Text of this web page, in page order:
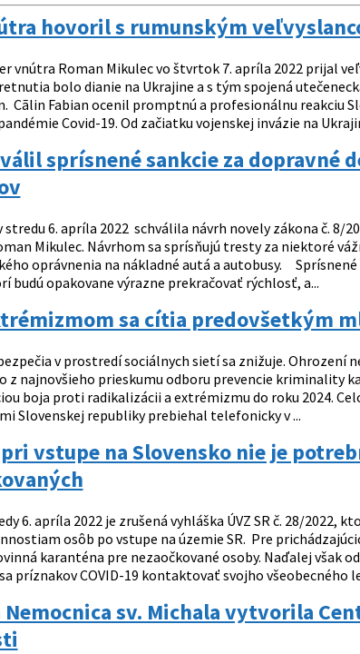
hovoril s rumunským
vnútra Roman Mikulec vo štvrtok 7. apríla 2022 prijal
bolo dianie na Ukrajine a s tým spojená
Cãlin Fabian ocenil promptnú a profesionálnu reakciu
Covid-19. Od začiatku vojenskej invázie na
sprísnené sankcie za dopravné
stredu 6. apríla 2022 schválila návrh novely zákona č. 8/
Mikulec. Návrhom sa sprísňujú tresty za niektoré
oprávnenia na nákladné autá a autobusy.
budú opakovane výrazne prekračovať rýchlosť, a...
sa cítia predovšetkým
v prostredí sociálnych sietí sa znižuje. Ohrození
z najnovšieho prieskumu odboru prevencie kriminality
boja proti radikalizácii a extrémizmu do roku 2024.
Slovenskej republiky prebiehal telefonicky v ...
vstupe na Slovensko nie je
6. apríla 2022 je zrušená vyhláška ÚVZ SR č. 28/
osôb po vstupe na územie SR. Pre
karanténa pre nezaočkované osoby. Naďalej však
príznakov COVID-19 kontaktovať svojho všeobecného
sv. Michala vytvorila